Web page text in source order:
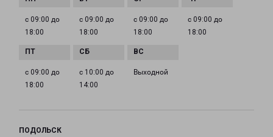
с 09:00 до
18:00
с 09:00 до
18:00
с 09:00 до
18:00
с 09:00 до
18:00
с 09:00 до
18:00
с 10:00 до
14:00
Выходной
ПОДОЛЬСК